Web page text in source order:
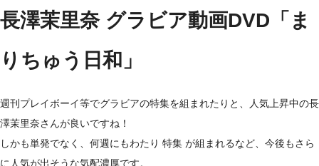
長澤茉里奈 グラビア動画DVD「ま
りちゅう日和」
週刊プレイボーイ等でグラビアの特集を組まれたりと、人気上昇中の長
澤茉里奈さんが良いですね！
しかも単発でなく、何週にもわたり 特集 が組まれるなど、今後もさら
に人気が出そうな気配濃厚です。